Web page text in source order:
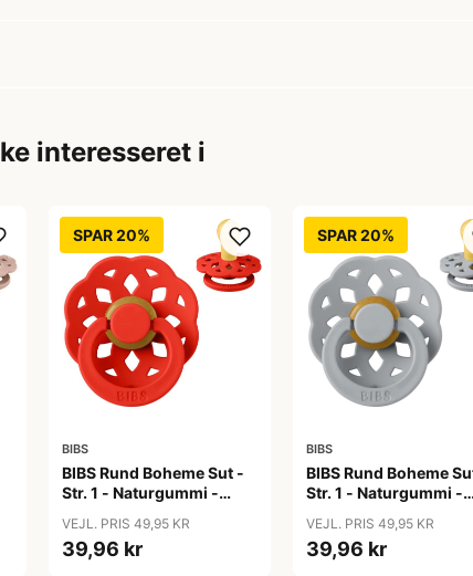
interesseret i
SPAR 20%
BIBS
BIBS Rund Boheme Sut -
Str. 1 - Naturgummi -
VEJL. PRIS 49,95 KR
39,96 kr
SPAR 20%
BIBS
BIBS Rund Boheme
Str. 1 - Naturgummi -
VEJL. PRIS 49,95 KR
39,96 kr